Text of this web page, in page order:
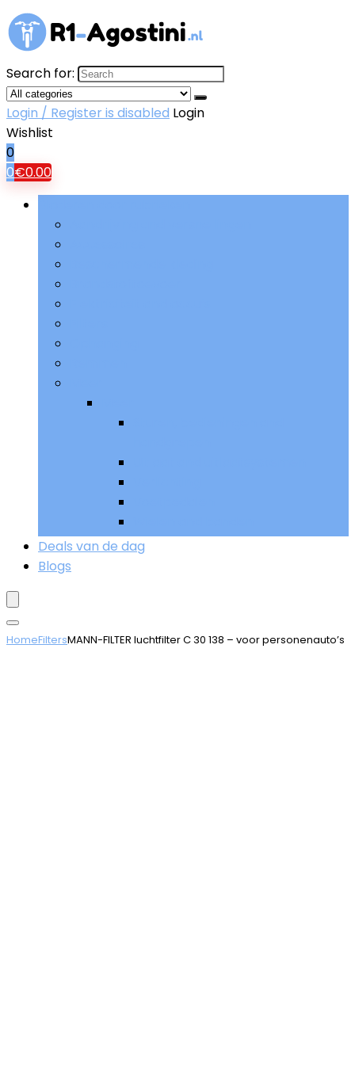
Search for:
Login / Register is disabled Login
Wishlist
0
0€0.00
Deals van de dag
Blogs
HomeFiltersMANN-FILTER luchtfilter C 30 138 – voor personenauto’s